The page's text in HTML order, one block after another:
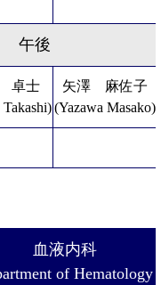
午後
卓士
矢澤 麻佐子
(Yazawa Masako)
血液内科
of Hematology